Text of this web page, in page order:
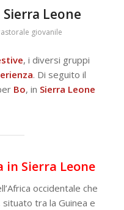
Leone
giovanile
, i diversi gruppi
. Di seguito il
Bo, in Sierra Leone
in Sierra Leone
occidentale che
situato tra la Guinea e